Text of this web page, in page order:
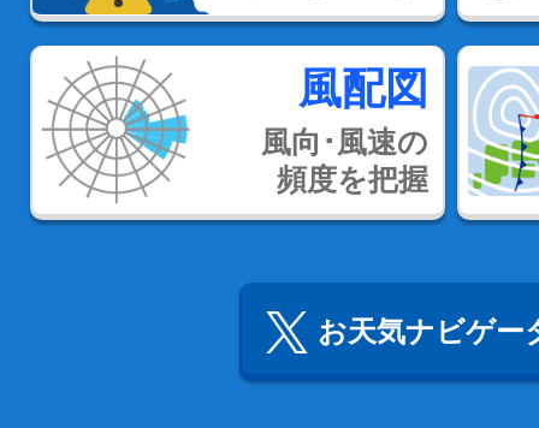
風配図
風向･風速の
頻度を把握
お天気ナビゲー